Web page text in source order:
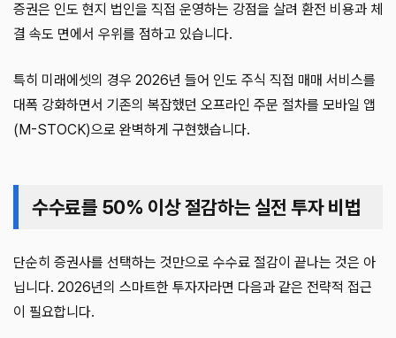
증권은 인도 현지 법인을 직접 운영하는 강점을 살려 환전 비용과 체
결 속도 면에서 우위를 점하고 있습니다.
특히 미래에셋의 경우 2026년 들어 인도 주식 직접 매매 서비스를
대폭 강화하면서 기존의 복잡했던 오프라인 주문 절차를 모바일 앱
(M-STOCK)으로 완벽하게 구현했습니다.
수수료를 50% 이상 절감하는 실전 투자 비법
단순히 증권사를 선택하는 것만으로 수수료 절감이 끝나는 것은 아
닙니다. 2026년의 스마트한 투자자라면 다음과 같은 전략적 접근
이 필요합니다.